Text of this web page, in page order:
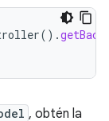
().
, obtén la